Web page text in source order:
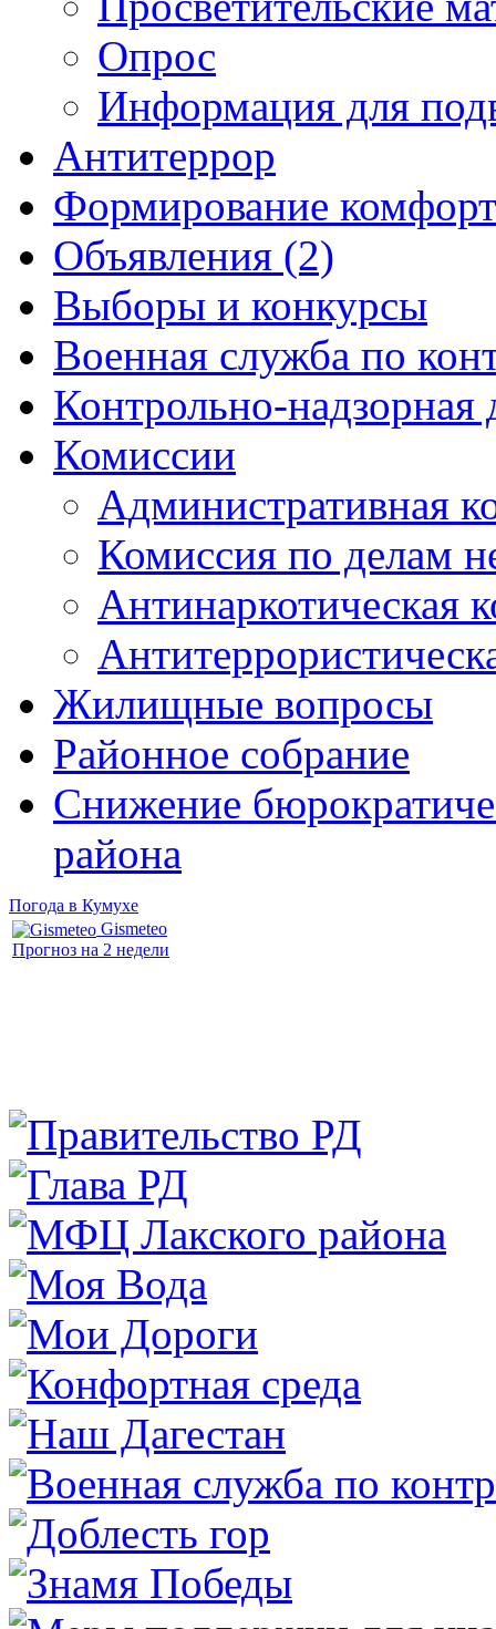
Опрос
Информация для
Антитеррор
Формирование
Объявления (2)
Выборы и конкурсы
Военная служба по
Контрольно-надзорная
Комиссии
Административная
Комиссия по делам
Антинаркотическая
Жилищные вопросы
Районное собрание
Снижение
района
Погода в Кумухе
Gismeteo
Прогноз на 2 недели